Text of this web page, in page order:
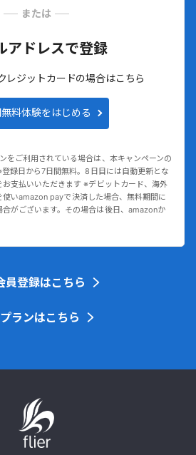
または
アドレスで登録
レジットカードの場合はこちら
料体験をはじめる
をご利用されている場合は、本キャンペーンの
録日から7日間無料。8日目には自動更新とな
支払いいただきます ※デビットカード、海外
いamazon payで決済した場合、無料期間に
がございます。その場合は後日、amazonか
員登録はこちら
ランはこちら